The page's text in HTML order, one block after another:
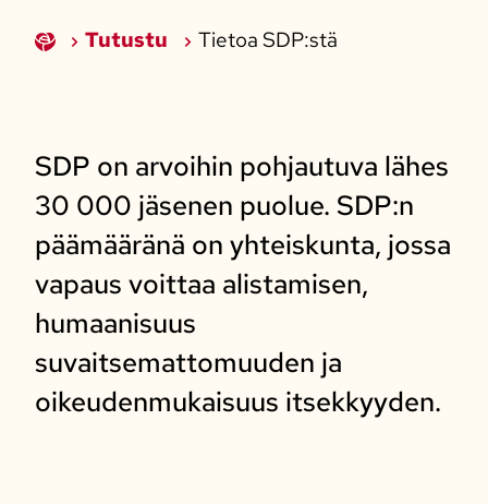
Tutustu Tietoa SDP:stä
SDP on arvoihin pohjautuva lähes
30 000 jäsenen puolue. SDP:n
päämääränä on yhteiskunta, jossa
vapaus voittaa alistamisen,
humaanisuus
suvaitsemattomuuden ja
oikeudenmukaisuus itsekkyyden.